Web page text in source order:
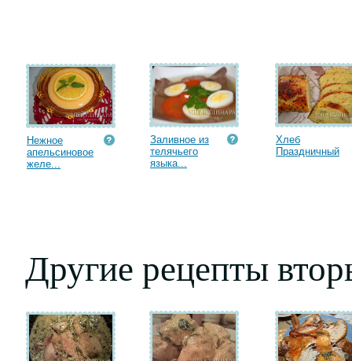
Нежное
апельсиновое
желе...
Заливное из
телячьего
языка...
Хлеб
Праздничный
Другие рецепты